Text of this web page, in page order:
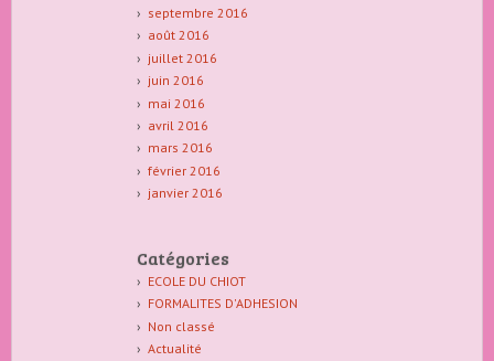
septembre 2016
août 2016
juillet 2016
juin 2016
mai 2016
avril 2016
mars 2016
février 2016
janvier 2016
Catégories
ECOLE DU CHIOT
FORMALITES D'ADHESION
Non classé
Actualité